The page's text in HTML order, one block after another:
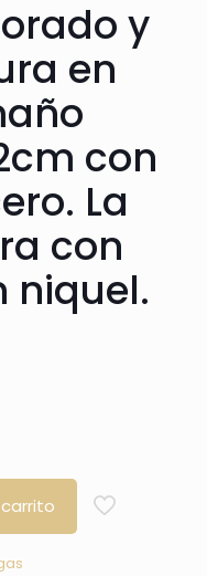
y
en
con
La
con
niquel.